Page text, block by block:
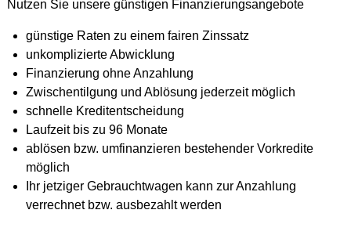
Nutzen Sie unsere günstigen Finanzierungsangebote
günstige Raten zu einem fairen Zinssatz
unkomplizierte Abwicklung
Finanzierung ohne Anzahlung
Zwischentilgung und Ablösung jederzeit möglich
schnelle Kreditentscheidung
Laufzeit bis zu 96 Monate
ablösen bzw. umfinanzieren bestehender Vorkredite
möglich
Ihr jetziger Gebrauchtwagen kann zur Anzahlung
verrechnet bzw. ausbezahlt werden